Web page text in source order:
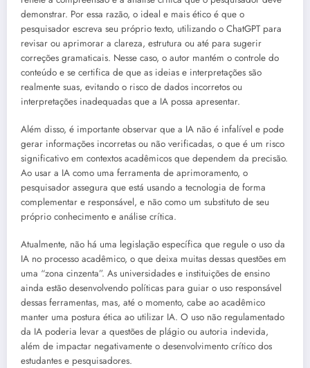
demonstrar. Por essa razão, o ideal e mais ético é que o
pesquisador escreva seu próprio texto, utilizando o ChatGPT para
revisar ou aprimorar a clareza, estrutura ou até para sugerir
correções gramaticais. Nesse caso, o autor mantém o controle do
conteúdo e se certifica de que as ideias e interpretações são
realmente suas, evitando o risco de dados incorretos ou
interpretações inadequadas que a IA possa apresentar.
Além disso, é importante observar que a IA não é infalível e pode
gerar informações incorretas ou não verificadas, o que é um risco
significativo em contextos acadêmicos que dependem da precisão.
Ao usar a IA como uma ferramenta de aprimoramento, o
pesquisador assegura que está usando a tecnologia de forma
complementar e responsável, e não como um substituto de seu
próprio conhecimento e análise crítica.
Atualmente, não há uma legislação específica que regule o uso da
IA no processo acadêmico, o que deixa muitas dessas questões em
uma “zona cinzenta”. As universidades e instituições de ensino
ainda estão desenvolvendo políticas para guiar o uso responsável
dessas ferramentas, mas, até o momento, cabe ao acadêmico
manter uma postura ética ao utilizar IA. O uso não regulamentado
da IA poderia levar a questões de plágio ou autoria indevida,
além de impactar negativamente o desenvolvimento crítico dos
estudantes e pesquisadores.